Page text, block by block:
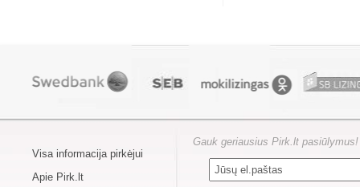
Visa informacija pirkėjui
Apie Pirk.lt
Gauk geriausius Pirk.lt pasiūlymus!